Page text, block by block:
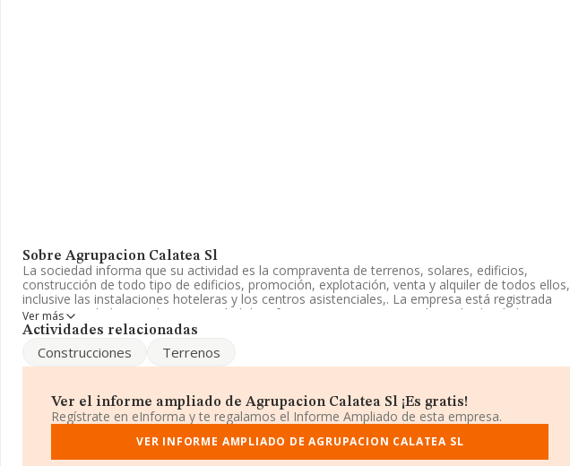
Sobre Agrupacion Calatea Sl
La sociedad informa que su actividad es la compraventa de terrenos, solares, edificios,
construcción de todo tipo de edificios, promoción, explotación, venta y alquiler de todos ellos,
inclusive las instalaciones hoteleras y los centros asistenciales,. La empresa está registrada
como Sociedad Limitada. La actividad de referencia CNAE corresponde a 'Alquiler de bienes
inmobiliarios por cuenta propia', cuyo Código es 6820. La compañía no tiene actividad en
La empresa españolaAgrupacion Calatea S.L, con número de identificación fiscal
Madrid.
En base a la información de la que dispone INFORMA sobre 132.555 compañías, a nivel
nacional la facturación asciende a 22.737 millones de euros y se estima que el promedio de la
facturación entre todas las empresas es de 171 mil euros. Respecto a la información de la
Ver más
Actividades relacionadas
Construcciones Terrenos
Ver el informe ampliado de Agrupacion Calatea Sl ¡Es gratis!
Regístrate en eInforma y te regalamos el Informe Ampliado de esta empresa.
VER INFORME AMPLIADO DE AGRUPACION CALATEA SL